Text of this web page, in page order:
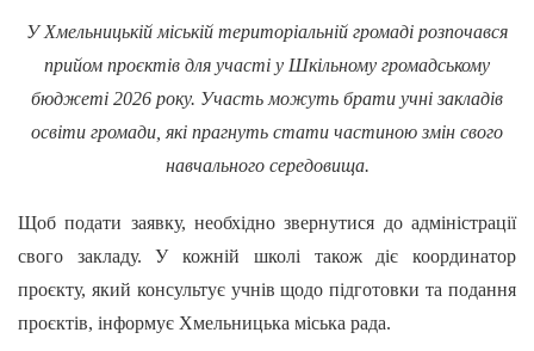
У Хмельницькій міській територіальній громаді розпочався
прийом проєктів для участі у Шкільному громадському
бюджеті 2026 року. Участь можуть брати учні закладів
освіти громади, які прагнуть стати частиною змін свого
навчального середовища.
Щоб подати заявку, необхідно звернутися до адміністрації
свого закладу. У кожній школі також діє координатор
проєкту, який консультує учнів щодо підготовки та подання
проєктів, інформує Хмельницька міська рада.